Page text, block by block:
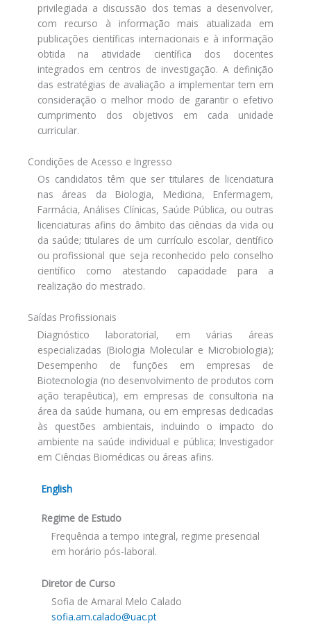
privilegiada a discussão dos temas a desenvolver,
com recurso à informação mais atualizada em
publicações científicas internacionais e à informação
obtida na atividade científica dos docentes
integrados em centros de investigação. A definição
das estratégias de avaliação a implementar tem em
consideração o melhor modo de garantir o efetivo
cumprimento dos objetivos em cada unidade
curricular.
Condições de Acesso e Ingresso
Os candidatos têm que ser titulares de licenciatura
nas áreas da Biologia, Medicina, Enfermagem,
Farmácia, Análises Clínicas, Saúde Pública, ou outras
licenciaturas afins do âmbito das ciências da vida ou
da saúde; titulares de um currículo escolar, científico
ou profissional que seja reconhecido pelo conselho
científico como atestando capacidade para a
realização do mestrado.
Saídas Profissionais
Diagnóstico laboratorial, em várias áreas
especializadas (Biologia Molecular e Microbiologia);
Desempenho de funções em empresas de
Biotecnologia (no desenvolvimento de produtos com
ação terapêutica), em empresas de consultoria na
área da saúde humana, ou em empresas dedicadas
às questões ambientais, incluindo o impacto do
ambiente na saúde individual e pública; Investigador
em Ciências Biomédicas ou áreas afins.
English
Regime de Estudo
Frequência a tempo integral, regime presencial
em horário pós-laboral.
Diretor de Curso
Sofia de Amaral Melo Calado
sofia.am.calado@uac.pt